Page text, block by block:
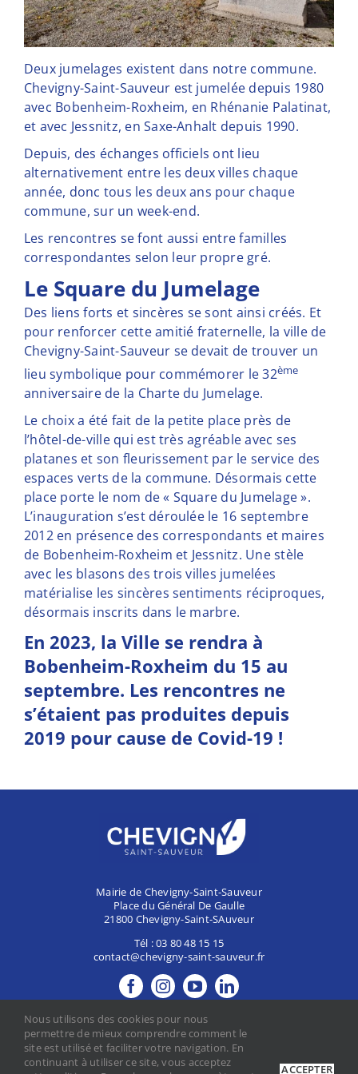
Deux jumelages existent dans notre commune.
Chevigny-Saint-Sauveur est jumelée depuis 1980
avec Bobenheim-Roxheim, en Rhénanie Palatinat,
et avec Jessnitz, en Saxe-Anhalt depuis 1990.
Depuis, des échanges officiels ont lieu
alternativement entre les deux villes chaque
année, donc tous les deux ans pour chaque
commune, sur un week-end.
Les rencontres se font aussi entre familles
correspondantes selon leur propre gré.
Le Square du Jumelage
Des liens forts et sincères se sont ainsi créés. Et
pour renforcer cette amitié fraternelle, la ville de
Chevigny-Saint-Sauveur se devait de trouver un
lieu symbolique pour commémorer le 32ème
anniversaire de la Charte du Jumelage.
Le choix a été fait de la petite place près de
l’hôtel-de-ville qui est très agréable avec ses
platanes et son fleurissement par le service des
espaces verts de la commune. Désormais cette
place porte le nom de « Square du Jumelage ».
L’inauguration s’est déroulée le 16 septembre
2012 en présence des correspondants et maires
de Bobenheim-Roxheim et Jessnitz. Une stèle
avec les blasons des trois villes jumelées
matérialise les sincères sentiments réciproques,
désormais inscrits dans le marbre.
En 2023, la Ville se rendra à
Bobenheim-Roxheim du 15 au
septembre. Les rencontres ne
s’étaient pas produites depuis
2019 pour cause de Covid-19 !
Mairie de Chevigny-Saint-Sauveur
Place du Général De Gaulle
21800 Chevigny-Saint-SAuveur
Tél :03 80 48 15 15
contact@chevigny-saint-sauveur.fr
MES DÉMARCHES
CONTACTER LA MAIRIE
Nous utilisons des cookies pour nous
permettre de mieux comprendre comment le
site est utilisé et faciliter votre navigation. En
continuant à utiliser ce site, vous acceptez
ACCEPTER